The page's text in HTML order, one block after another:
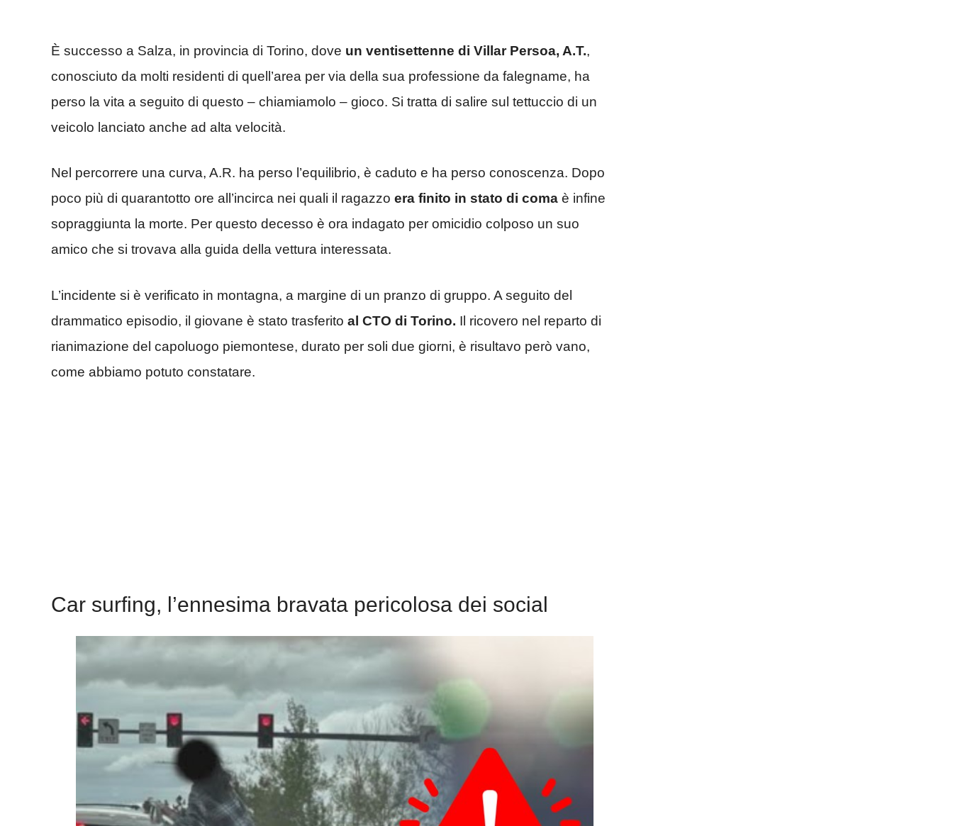
È successo a Salza, in provincia di Torino, dove un ventisettenne di Villar Persoa, A.T.,
conosciuto da molti residenti di quell’area per via della sua professione da falegname, ha
perso la vita a seguito di questo – chiamiamolo – gioco. Si tratta di salire sul tettuccio di un
veicolo lanciato anche ad alta velocità.
Nel percorrere una curva, A.R. ha perso l’equilibrio, è caduto e ha perso conoscenza. Dopo
poco più di quarantotto ore all’incirca nei quali il ragazzo era finito in stato di coma è infine
sopraggiunta la morte. Per questo decesso è ora indagato per omicidio colposo un suo
amico che si trovava alla guida della vettura interessata.
L’incidente si è verificato in montagna, a margine di un pranzo di gruppo. A seguito del
drammatico episodio, il giovane è stato trasferito al CTO di Torino. Il ricovero nel reparto di
rianimazione del capoluogo piemontese, durato per soli due giorni, è risultavo però vano,
come abbiamo potuto constatare.
Car surfing, l’ennesima bravata pericolosa dei social